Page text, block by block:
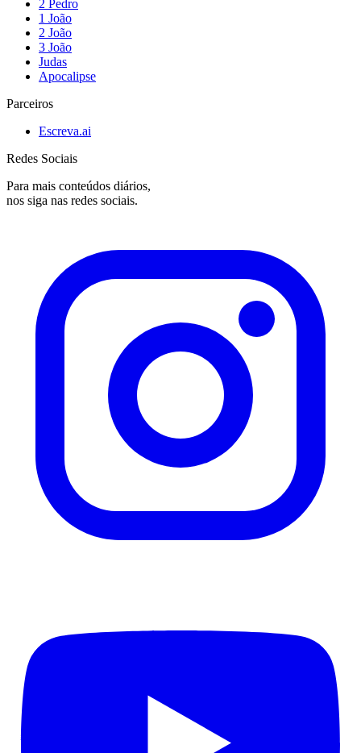
2 Pedro
1 João
2 João
3 João
Judas
Apocalipse
Parceiros
Escreva.ai
Redes Sociais
Para mais conteúdos diários,
nos siga nas redes sociais.